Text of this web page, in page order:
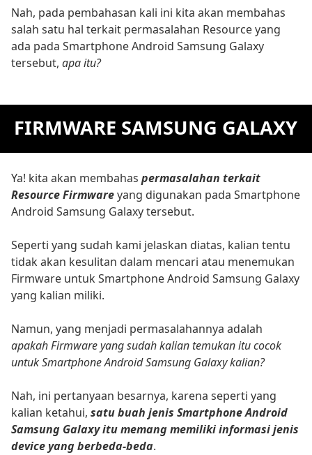
Nah, pada pembahasan kali ini kita akan membahas
salah satu hal terkait permasalahan Resource yang
ada pada Smartphone Android Samsung Galaxy
tersebut, apa itu?
FIRMWARE SAMSUNG GALAXY
Ya! kita akan membahas permasalahan terkait
Resource Firmwareyang digunakan pada Smartphone
Android Samsung Galaxy tersebut.
Seperti yang sudah kami jelaskan diatas, kalian tentu
tidak akan kesulitan dalam mencari atau menemukan
Firmware untuk Smartphone Android Samsung Galaxy
yang kalian miliki.
Namun, yang menjadi permasalahannya adalah
apakah Firmware yang sudah kalian temukan itu cocok
untuk Smartphone Android Samsung Galaxy kalian?
Nah, ini pertanyaan besarnya, karena seperti yang
kalian ketahui, satu buah jenis Smartphone Android
Samsung Galaxy itu memang memiliki informasi jenis
device yang berbeda-beda.